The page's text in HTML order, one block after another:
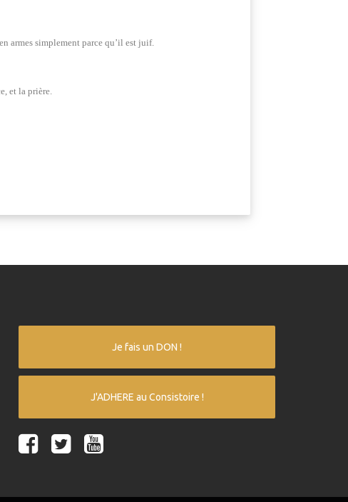
armes simplement parce qu’il est juif.
et la prière.
Je fais un DON !
J'ADHERE au Consistoire !